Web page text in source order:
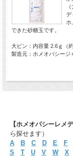
デ
ホ
できた砂糖玉です。
大ビン：内容量 2.6ｇ（約
製造元：ホメオパシージ
【ホメオパシーレメ
ら探せます）
A
B C D E F
S
T U V W X